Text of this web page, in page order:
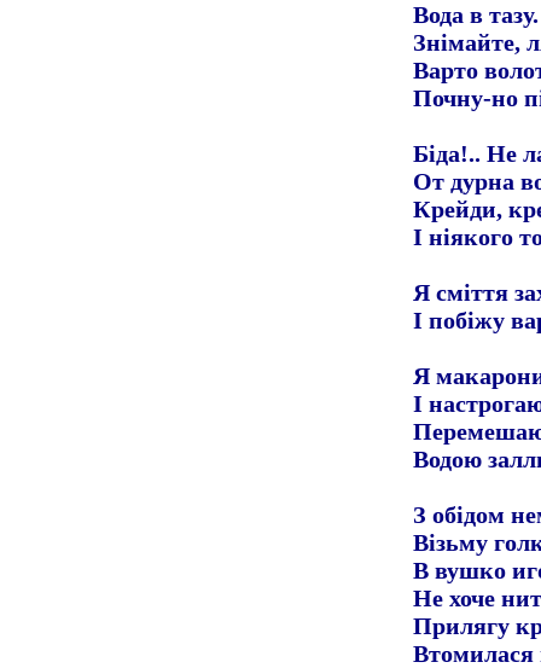
Вода в
Знімайте,
Варто
Почну-но
Біда!.. Не
От дурна
Крейди,
І ніякого
Я сміття
І побіжу
Я
І
Водою
З обідом
Візьму
В вушко
Не хоче
Прилягу
Втомилася